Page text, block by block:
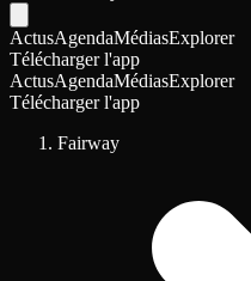
ActusAgendaMédiasExplorer
Télécharger l'app
ActusAgendaMédiasExplorer
Télécharger l'app
Fairway